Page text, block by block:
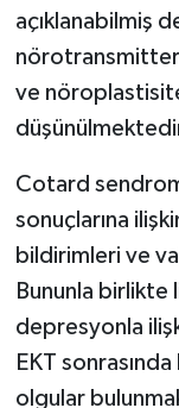
açıklanabilmiş
nörotransmitter
ve
Cotard
sonuçlarına
bildirimleri ve
Bununla
depresyonla
EKT
olgular